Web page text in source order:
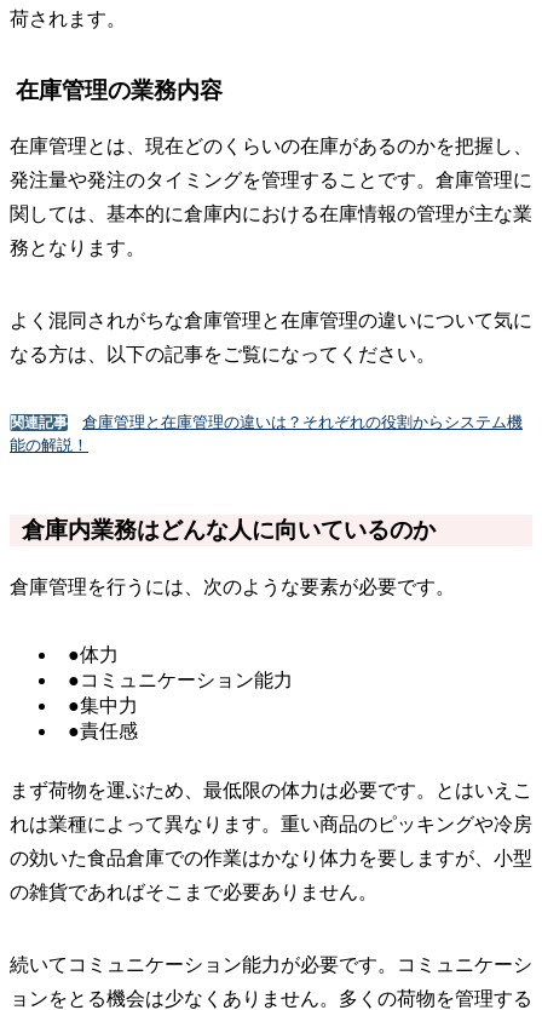
荷されます。
在庫管理の業務内容
在庫管理とは、現在どのくらいの在庫があるのかを把握し、
発注量や発注のタイミングを管理することです。倉庫管理に
関しては、基本的に倉庫内における在庫情報の管理が主な業
務となります。
よく混同されがちな倉庫管理と在庫管理の違いについて気に
なる方は、以下の記事をご覧になってください。
関連記事
倉庫管理と在庫管理の違いは？それぞれの役割からシステム機
能の解説！
倉庫内業務はどんな人に向いているのか
倉庫管理を行うには、次のような要素が必要です。
●体力
●コミュニケーション能力
●集中力
●責任感
まず荷物を運ぶため、最低限の体力は必要です。とはいえこ
れは業種によって異なります。重い商品のピッキングや冷房
の効いた食品倉庫での作業はかなり体力を要しますが、小型
の雑貨であればそこまで必要ありません。
続いてコミュニケーション能力が必要です。コミュニケーシ
ョンをとる機会は少なくありません。多くの荷物を管理する